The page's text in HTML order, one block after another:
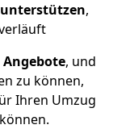
unterstützen,
, und
zu können,
Ihren Umzug